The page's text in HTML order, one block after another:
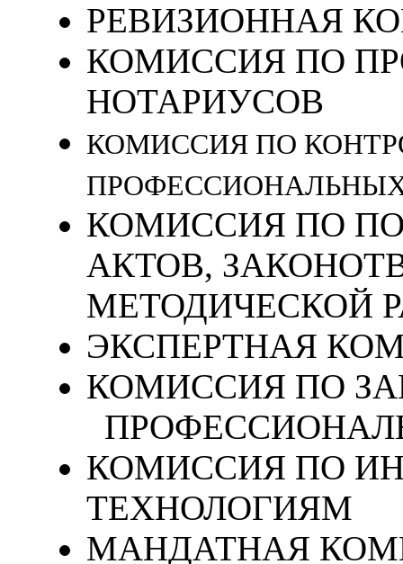
РЕВИЗИОННАЯ
КОМИССИЯ ПО
НОТАРИУСОВ
КОМИССИЯ ПО
КОМИССИЯ ПО
АКТОВ,
МЕТОДИЧЕСКОЙ
ЭКСПЕРТНАЯ
КОМИССИЯ ПО
КОМИССИЯ ПО
ТЕХНОЛОГИЯМ
МАНДАТНАЯ